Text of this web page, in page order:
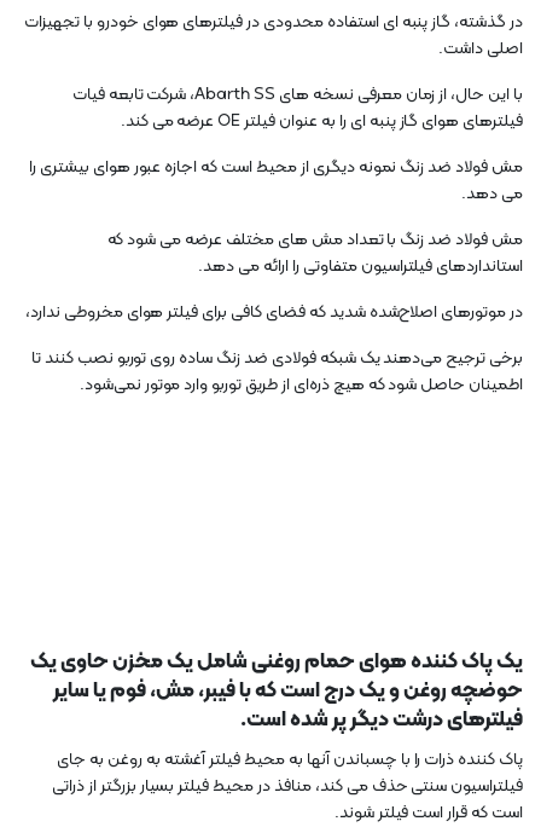
در گذشته، گاز پنبه ای استفاده محدودی در فیلترهای هوای خودرو با تجهیزات
اصلی داشت.
با این حال، از زمان معرفی نسخه های Abarth SS، شرکت تابعه فیات
فیلترهای هوای گاز پنبه ای را به عنوان فیلتر OE عرضه می کند.
مش فولاد ضد زنگ نمونه دیگری از محیط است که اجازه عبور هوای بیشتری را
می دهد.
مش فولاد ضد زنگ با تعداد مش های مختلف عرضه می شود که
استانداردهای فیلتراسیون متفاوتی را ارائه می دهد.
در موتورهای اصلاح‌شده شدید که فضای کافی برای فیلتر هوای مخروطی ندارد،
برخی ترجیح می‌دهند یک شبکه فولادی ضد زنگ ساده روی توربو نصب کنند تا
اطمینان حاصل شود که هیچ ذره‌ای از طریق توربو وارد موتور نمی‌شود.
یک پاک کننده هوای حمام روغنی شامل یک مخزن حاوی یک
حوضچه روغن و یک درج است که با فیبر، مش، فوم یا سایر
فیلترهای درشت دیگر پر شده است.
پاک کننده ذرات را با چسباندن آنها به محیط فیلتر آغشته به روغن به جای
فیلتراسیون سنتی حذف می کند، منافذ در محیط فیلتر بسیار بزرگتر از ذراتی
است که قرار است فیلتر شوند.